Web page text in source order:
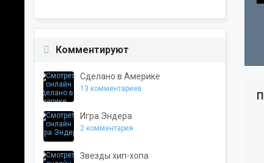
Комментируют
Сделано в Америке
13 комментариев
Игра Эндера
2 комментария
Звезды хип-хопа